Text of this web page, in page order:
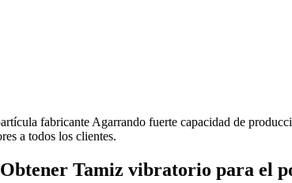
fabricante Agarrando fuerte capacidad de
a todos los clientes.
Obtener Tamiz vibratorio para el